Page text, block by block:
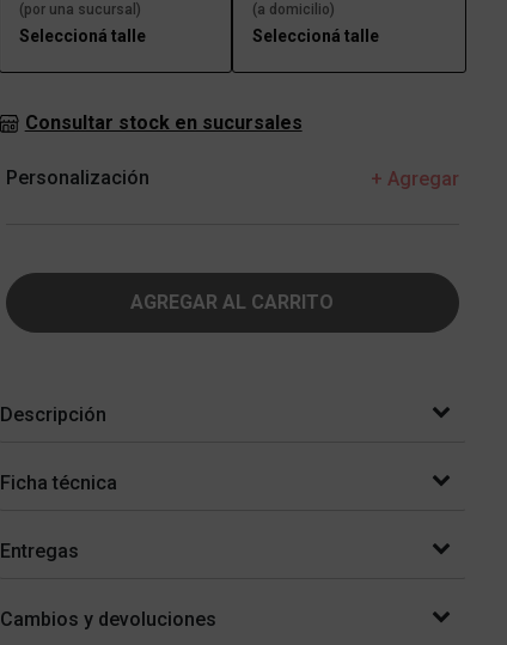
(por una sucursal)
Seleccioná talle
(a domicilio)
Seleccioná talle
Consultar stock en sucursales
Personalización + Agregar
AGREGAR AL CARRITO
Descripción
Ficha técnica
Entregas
Cambios y devoluciones